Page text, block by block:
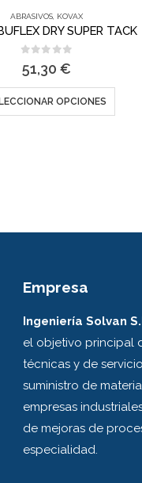
ABRASIVOS KOVAX
DRY SUPER TACK
out of 5
51,30€
OPCIONES
Empresa
Ingeniería Solvan
el objetivo principal
técnicas y de
suministro de
empresas
de mejoras de
especialidad.